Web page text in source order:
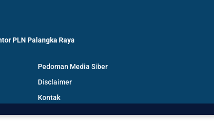
PLN Palangka Raya
Pedoman Media Siber
Disclaimer
Kontak